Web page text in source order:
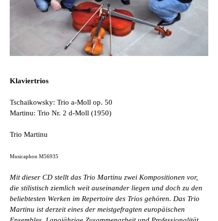
Klaviertrios
Tschaikowsky: Trio a-Moll op. 50
Martinu: Trio Nr. 2 d-Moll (1950)
Trio Martinu
Musicaphon M56935
Mit dieser CD stellt das Trio Martinu zwei Kompositionen vor,
die stilistisch ziemlich weit auseinander liegen und doch zu den
beliebtesten Werken im Repertoire des Trios gehören. Das Trio
Martinu ist derzeit eines der meistgefragten europäischen